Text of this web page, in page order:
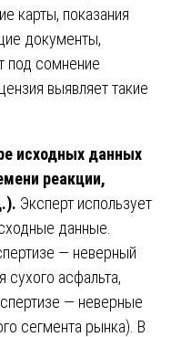
карты, показания
документы,
под сомнение
выявляет такие
исходных данных
реакции,
Эксперт использует
данные.
— неверный
сухого асфальта,
— неверные
сегмента рынка). В